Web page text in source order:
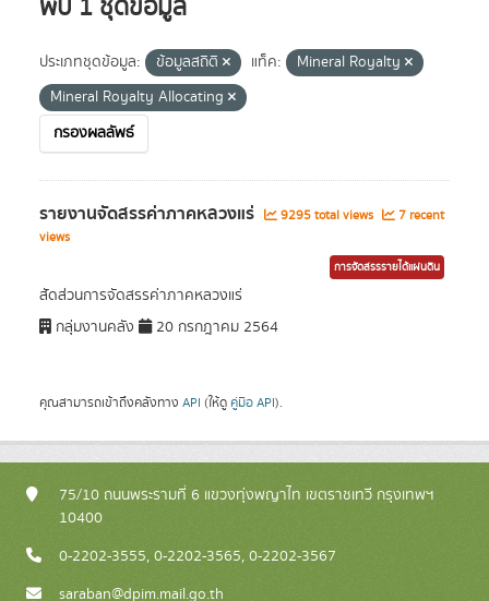
พบ 1 ชุดข้อมูล
ประเภทชุดข้อมูล: ข้อมูลสถิติ แท็ค:
Mineral Royalty
Mineral Royalty Allocating
กรองผลลัพธ์
รายงานจัดสรรค่าภาคหลวงแร่ 9295 total views
7 recent
views
การจัดสรรรายได้แผ่นดิน
สัดส่วนการจัดสรรค่าภาคหลวงแร่
กลุ่มงานคลัง
20 กรกฎาคม 2564
คุณสามารถเข้าถึงคลังทาง API (ให้ดู คู่มือ API).
75/10 ถนนพระรามที่ 6 แขวงทุ่งพญาไท เขตราชเทวี กรุงเทพฯ
10400
0-2202-3555, 0-2202-3565, 0-2202-3567
saraban@dpim.mail.go.th